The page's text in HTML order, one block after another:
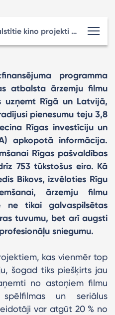
“Rīgas Filmu Fonda” atbalstītie kino projekti pērn ekonomikā ienesuši gandrīz 3,8 miljonus eiro
programma
atbalsta ārzemju filmu
uzņemt Rīgā un Latvijā,
pienesumu teju 3,8
Rīgas investīciju un
apkopotā informācija.
Rīgas pašvaldības
753 tūkstošus eiro. Kā
Bikovs, izvēloties Rīgu
ārzemju filmu
ne tikai galvaspilsētas
tuvumu, bet arī augsti
sniegumu.
kas vienmēr top
šogad tiks piešķirts jau
no astoņiem filmu
un seriālus
var atgūt 20 % no